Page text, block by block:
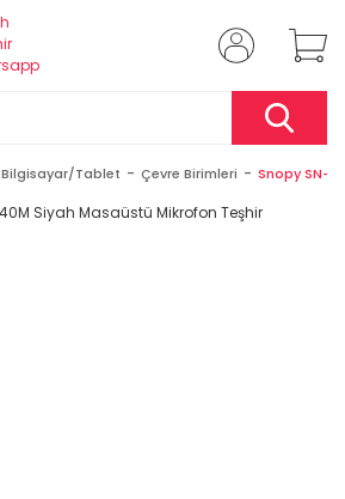
Bilgisayar/Tablet Çevre Birimleri Snopy SN-